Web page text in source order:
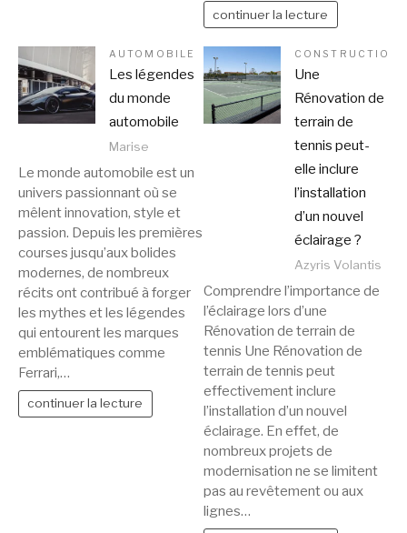
continuer la lecture
AUTOMOBILE
Les légendes
du monde
automobile
Marise
Le monde automobile est un
univers passionnant où se
mêlent innovation, style et
passion. Depuis les premières
courses jusqu’aux bolides
modernes, de nombreux
récits ont contribué à forger
les mythes et les légendes
qui entourent les marques
emblématiques comme
Ferrari,…
continuer la lecture
CONSTRUCTION
Une
Rénovation de
terrain de
tennis peut-
elle inclure
l’installation
d’un nouvel
éclairage ?
Azyris Volantis
Comprendre l’importance de
l’éclairage lors d’une
Rénovation de terrain de
tennis Une Rénovation de
terrain de tennis peut
effectivement inclure
l’installation d’un nouvel
éclairage. En effet, de
nombreux projets de
modernisation ne se limitent
pas au revêtement ou aux
lignes…